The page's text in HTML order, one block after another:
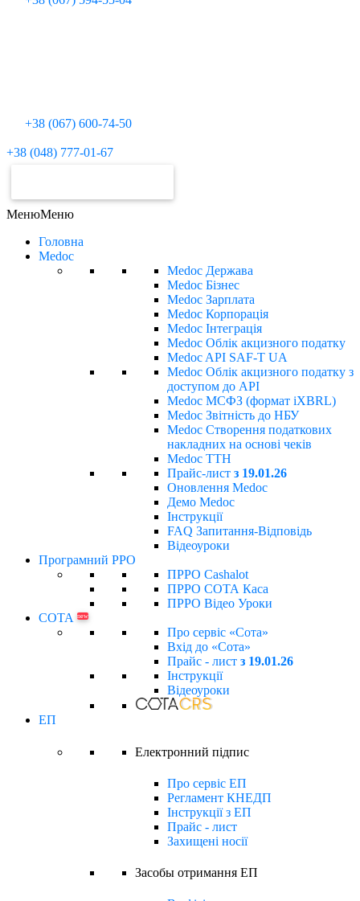
+38 (067) 600-74-50
+38 (048) 777-01-67
МенюМеню
Головна
Medoc
Medoc Держава
Medoc Бізнес
Medoc Зарплата
Medoc Корпорація
Medoc Інтеграція
Medoc Облік акцизного податку
Medoc API SAF-T UA
Medoc Облік акцизного податку з
доступом до API
Medoc МСФЗ (формат іХBRL)
Medoc Звітність до НБУ
Medoc Створення податкових
накладних на основі чеків
Medoc ТТН
Прайс-лист з 19.01.26
Оновлення Medoc
Демо Medoc
Інструкції
FAQ Запитання-Відповідь
Відеоуроки
Програмний РРО
ПРРО Cashalot
ПРРО СОТА Каса
ПРРО Відео Уроки
СОТА
new
Про сервіс «Сота»
Вхід до «Сота»
Прайс - лист з 19.01.26
Інструкції
Відеоуроки
ЕП
Електронний підпиc
Про сервіс ЕП
Регламент КНЕДП
Інструкції з ЕП
Прайс - лист
Захищені носії
Засобы отримання ЕП